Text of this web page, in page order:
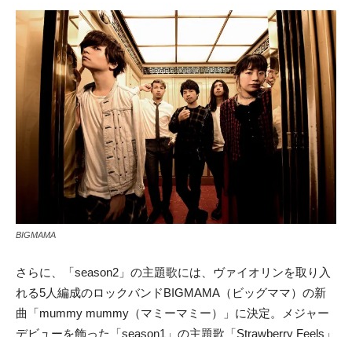
BIGMAMA
さらに、「season2」の主題歌には、ヴァイオリンを取り入
れる5人編成のロックバンドBIGMAMA（ビッグママ）の新
曲「mummy mummy（マミーマミー）」に決定。メジャー
デビューを飾った「season1」の主題歌「Strawberry Feels」